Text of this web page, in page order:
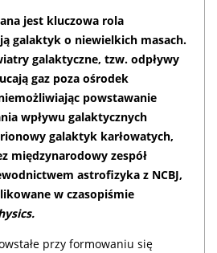
jest kluczowa rola
galaktyk o niewielkich masach.
galaktyczne, tzw. odpływy
gaz poza ośrodek
powstawanie
wpływu galaktycznych
galaktyk karłowatych,
międzynarodowy zespół
astrofizyka z NCBJ,
w czasopiśmie
przy formowaniu się